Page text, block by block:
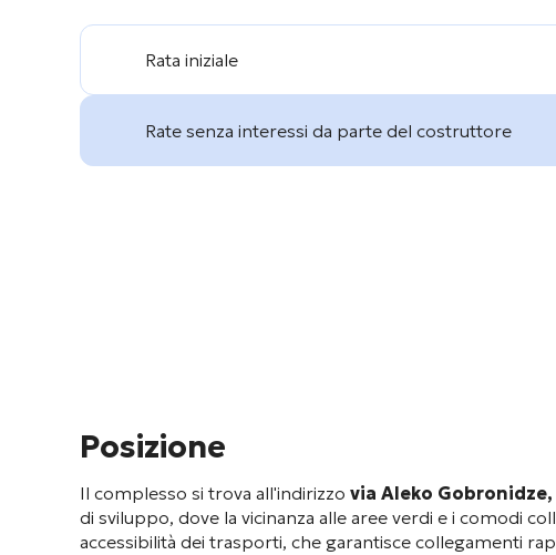
Rata iniziale
Rate senza interessi da parte del costruttore
Posizione
Il complesso si trova all'indirizzo via Aleko Gobronidze,
di sviluppo, dove la vicinanza alle aree verdi e i comodi
accessibilità dei trasporti, che garantisce collegamenti